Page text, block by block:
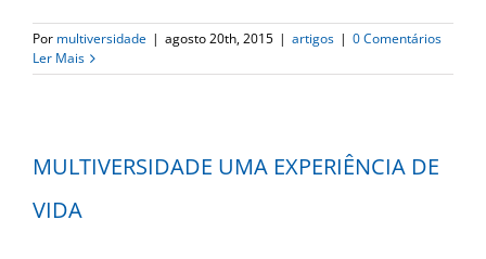
Por multiversidade | agosto 20th, 2015 | artigos | 0 Comentários
Ler Mais
MULTIVERSIDADE UMA EXPERIÊNCIA DE
VIDA